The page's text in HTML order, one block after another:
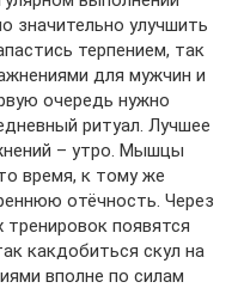
значительно улучшить
терпением, так
для мужчин и
очередь нужно
ритуал. Лучшее
– утро. Мышцы
время, к тому же
отёчность. Через
тренировок появятся
какдобиться скул на
вполне по силам